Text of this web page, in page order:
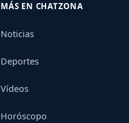
MÁS EN CHATZONA
Noticias
Deportes
Vídeos
Horóscopo